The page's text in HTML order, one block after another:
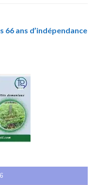
66 ans d’indépendance